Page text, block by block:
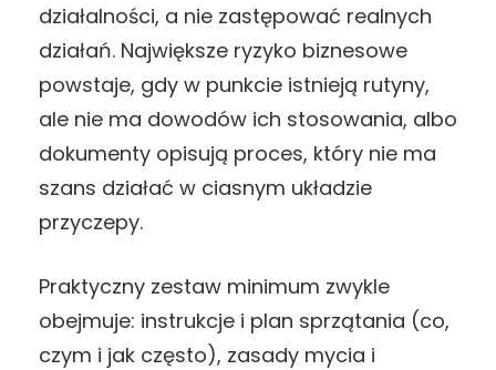
działalności, a nie zastępować realnych
działań. Największe ryzyko biznesowe
powstaje, gdy w punkcie istnieją rutyny,
ale nie ma dowodów ich stosowania, albo
dokumenty opisują proces, który nie ma
szans działać w ciasnym układzie
przyczepy.
Praktyczny zestaw minimum zwykle
obejmuje: instrukcje i plan sprzątania (co,
czym i jak często), zasady mycia i